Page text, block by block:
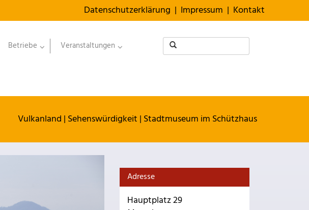
Datenschutzerklärung | Impressum | Kontakt
Betriebe Veranstaltungen
Vulkanland | Sehenswürdigkeit | Stadtmuseum im Schützhaus
Adresse
Hauptplatz 29